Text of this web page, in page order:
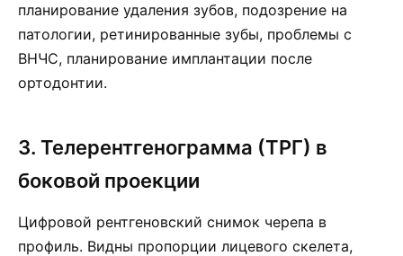
планирование удаления зубов, подозрение на
патологии, ретинированные зубы, проблемы с
ВНЧС, планирование имплантации после
ортодонтии.
3. Телерентгенограмма (ТРГ) в
боковой проекции
Цифровой рентгеновский снимок черепа в
профиль. Видны пропорции лицевого скелета,